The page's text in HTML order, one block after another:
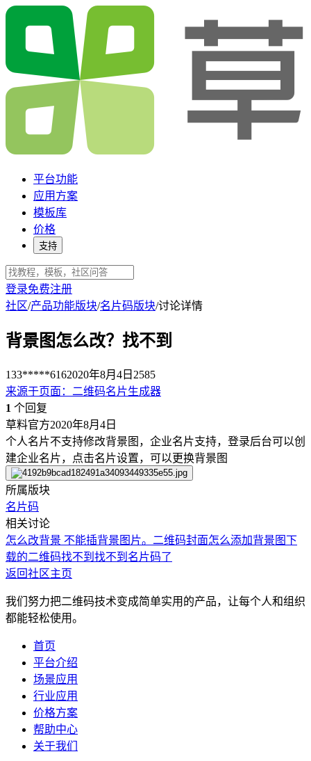
平台功能
应用方案
模板库
价格
支持
登录免费注册
社区/产品功能版块/名片码版块/讨论详情
背景图怎么改？找不到
133*****6162020年8月4日 2585
来源于页面 ： 二维码名片生成器
1 个回复
草料官方2020年8月4日
个人名片不支持修改背景图，企业名片支持，登录后台可以创
建企业名片，点击名片设置，可以更换背景图
所属版块
名片码
相关讨论
怎么改背景 不能插背景图片。 二维码封面怎么添加背景图下
载的二维码找不到 找不到名片码了
返回社区主页
我们努力把二维码技术变成简单实用的产品，让每个人和组织
都能轻松使用。
首页
平台介绍
场景应用
行业应用
价格方案
帮助中心
关于我们